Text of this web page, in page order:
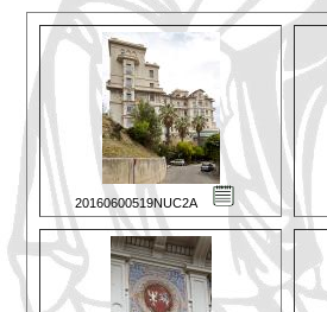
20160600519NUC2A